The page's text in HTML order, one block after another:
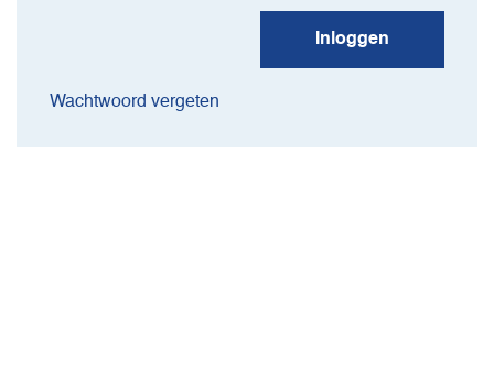
Inloggen
Wachtwoord vergeten